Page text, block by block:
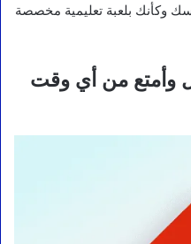
وكأنك بلعبة تعليمية مخصصة
وأمتع من أي وقت